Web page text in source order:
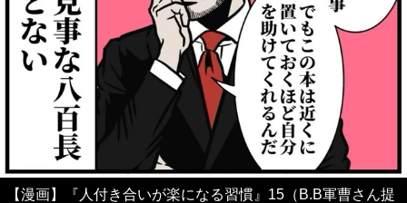
【漫画】『人付き合いが楽になる習慣』15（B.B軍曹さん提